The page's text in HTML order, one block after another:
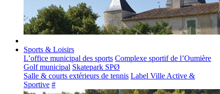
Sports & Loisirs
L’office municipal des sports Complexe sportif de l’Oumière
Golf municipal Skatepark SPØ
Salle & courts extérieurs de tennis Label Ville Active &
Sportive #